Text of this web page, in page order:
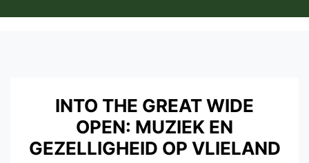
INTO THE GREAT WIDE
OPEN: MUZIEK EN
GEZELLIGHEID OP VLIELAND